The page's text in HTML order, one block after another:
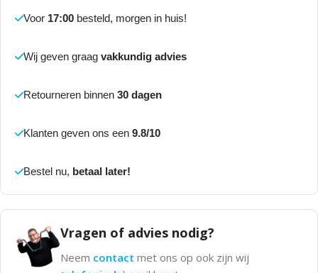
Voor 17:00 besteld, morgen in huis!
Wij geven graag vakkundig advies
Retourneren binnen 30 dagen
Klanten geven ons een 9.8/10
Bestel nu, betaal later!
Vragen of advies nodig?
Neem contact met ons op ook zijn wij